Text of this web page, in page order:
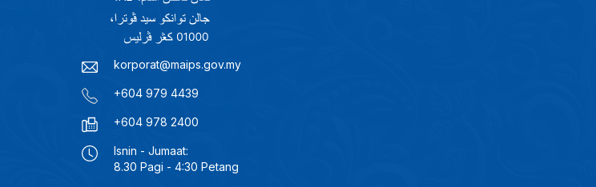
korporat@maips.gov.my
+604 979 4439
+604 978 2400
Isnin - Jumaat:
8.30 Pagi - 4:30 Petang